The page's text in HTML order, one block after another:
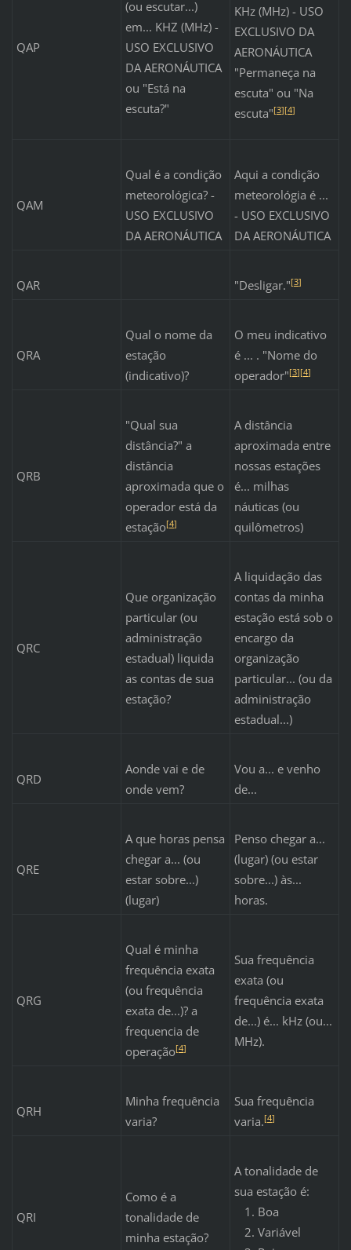
QAP
(ou escutar...)
em... KHZ (MHz) -
USO EXCLUSIVO
DA AERONÁUTICA
ou "Está na
escuta?"
KHz (MHz) - USO
EXCLUSIVO DA
AERONÁUTICA
"Permaneça na
escuta" ou "Na
escuta"[3][4]
QAM
Qual é a condição
meteorológica? -
USO EXCLUSIVO
DA AERONÁUTICA
Aqui a condição
meteorológia é ...
- USO EXCLUSIVO
DA AERONÁUTICA
QAR "Desligar."[3]
QRA
Qual o nome da
estação
(indicativo)?
O meu indicativo
é ... . "Nome do
operador"[3][4]
QRB
"Qual sua
distância?" a
distância
aproximada que o
operador está da
estação[4]
A distância
aproximada entre
nossas estações
é... milhas
náuticas (ou
quilômetros)
QRC
Que organização
particular (ou
administração
estadual) liquida
as contas de sua
estação?
A liquidação das
contas da minha
estação está sob o
encargo da
organização
particular... (ou da
administração
estadual...)
QRD
Aonde vai e de
onde vem?
Vou a... e venho
de...
QRE
A que horas pensa
chegar a... (ou
estar sobre...)
(lugar)
Penso chegar a...
(lugar) (ou estar
sobre...) às...
horas.
QRG
Qual é minha
frequência exata
(ou frequência
exata de...)? a
frequencia de
operação[4]
Sua frequência
exata (ou
frequência exata
de...) é... kHz (ou...
MHz).
QRH
Minha frequência
varia?
Sua frequência
varia.[4]
QRI
Como é a
tonalidade de
minha estação?
A tonalidade de
sua estação é:
Boa
Variável